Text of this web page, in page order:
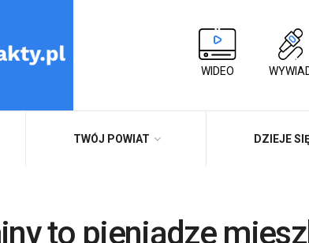
WIDEO
TWÓJ POWIAT DZIEJE
to pieniądze